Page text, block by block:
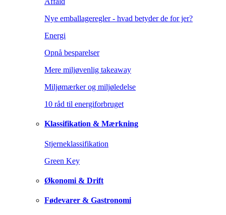
Nye emballageregler - hvad betyder de for jer?
Energi
Opnå besparelser
Mere miljøvenlig takeaway
Miljømærker og miljøledelse
10 råd til energiforbruget
Klassifikation & Mærkning
Stjerneklassifikation
Green Key
Økonomi & Drift
Fødevarer & Gastronomi